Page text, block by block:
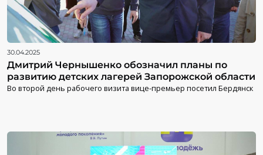
30.04.2025
Дмитрий Чернышенко обозначил планы по
развитию детских лагерей Запорожской области
Во второй день рабочего визита вице-премьер посетил Бердянск